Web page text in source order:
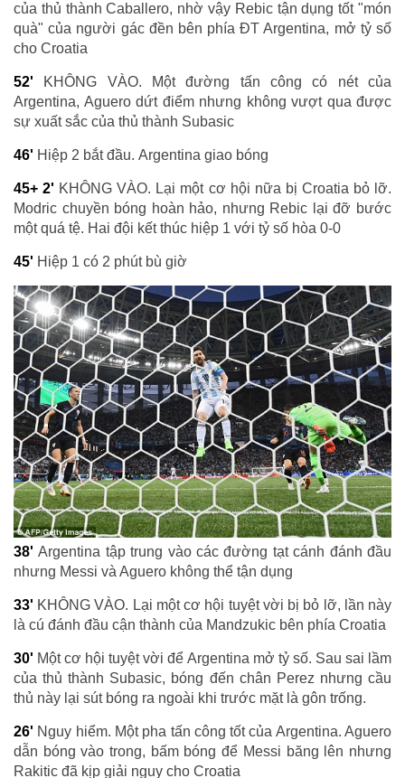
của thủ thành Caballero, nhờ vậy Rebic tận dụng tốt "món
quà" của người gác đền bên phía ĐT Argentina, mở tỷ số
cho Croatia
52' KHÔNG VÀO. Một đường tấn công có nét của
Argentina, Aguero dứt điểm nhưng không vượt qua được
sự xuất sắc của thủ thành Subasic
46' Hiệp 2 bắt đầu. Argentina giao bóng
45+ 2' KHÔNG VÀO. Lại một cơ hội nữa bị Croatia bỏ lỡ.
Modric chuyền bóng hoàn hảo, nhưng Rebic lại đỡ bước
một quá tệ. Hai đội kết thúc hiệp 1 với tỷ số hòa 0-0
45' Hiệp 1 có 2 phút bù giờ
38'Argentina tập trung vào các đường tạt cánh đánh đầu
nhưng Messi và Aguero không thể tận dụng
33' KHÔNG VÀO. Lại một cơ hội tuyệt vời bị bỏ lỡ, lần này
là cú đánh đầu cận thành của Mandzukic bên phía Croatia
30' Một cơ hội tuyệt vời để Argentina mở tỷ số. Sau sai lầm
của thủ thành Subasic, bóng đến chân Perez nhưng cầu
thủ này lại sút bóng ra ngoài khi trước mặt là gôn trống.
26' Nguy hiểm. Một pha tấn công tốt của Argentina. Aguero
dẫn bóng vào trong, bấm bóng để Messi băng lên nhưng
Rakitic đã kịp giải nguy cho Croatia